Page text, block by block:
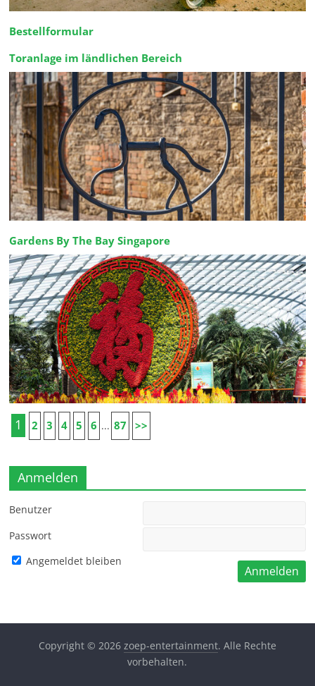
Bestellformular
Toranlage im ländlichen Bereich
Gardens By The Bay Singapore
1 2 3 4 5 6 ... 87 >>
Anmelden
Benutzer
Passwort
Angemeldet bleiben
Copyright © 2026 zoep-entertainment. Alle Rechte
vorbehalten.